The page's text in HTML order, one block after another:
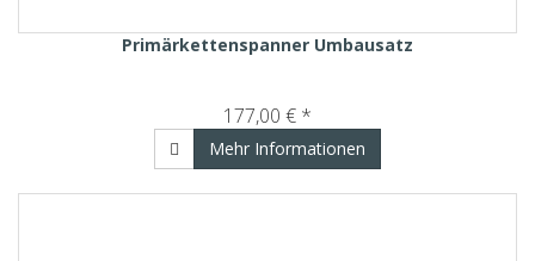
Primärkettenspanner Umbausatz
177,00 € *
Mehr Informationen